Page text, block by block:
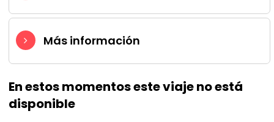
Más información
En estos momentos este viaje no está
disponible